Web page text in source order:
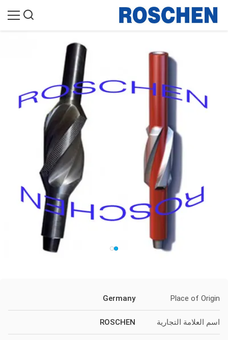
Place of Origin
Germany
اسم العلامة التجارية ROSCHEN